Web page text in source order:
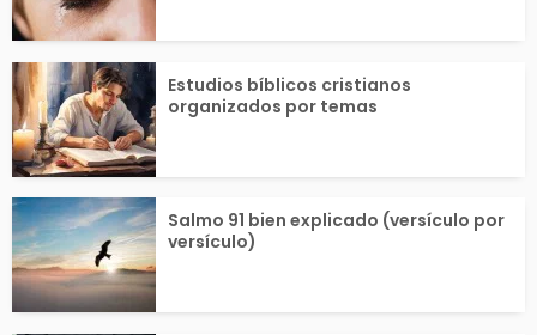
l corazón...
Estudios bíblicos cristianos
organizados por temas
Salmo 91 bien explicado (versículo por
versículo)